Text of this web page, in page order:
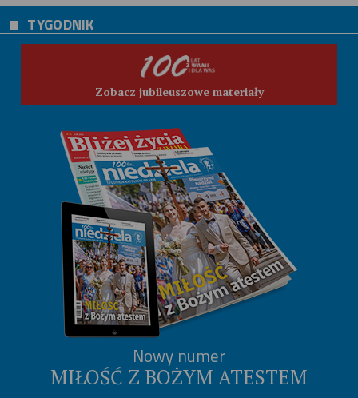
TYGODNIK
Zobacz jubileuszowe materiały
Nowy numer
MIŁOŚĆ Z BOŻYM ATESTEM